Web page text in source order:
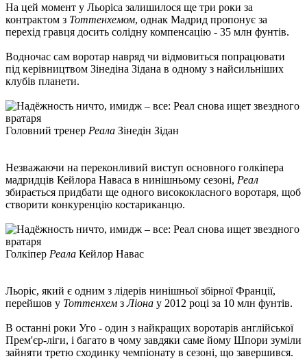
На цей момент у Льоріса залишилося ще три роки за
контрактом з Тоттенхемом, однак Мадрид пропонує за
перехід гравця досить солідну компенсацію - 35 млн фунтів.
Водночас сам воротар навряд чи відмовиться попрацювати
під керівництвом Зінедіна Зідана в одному з найсильніших
клубів планети.
Головний тренер Реала Зінедін Зідан
Незважаючи на переконливий виступ основного голкіпера
мадридців Кейлора Наваса в нинішньому сезоні, Реал
збирається придбати ще одного висококласного воротаря, щоб
створити конкуренцію костариканцю.
Голкіпер Реала Кейлор Навас
Льоріс, який є одним з лідерів нинішньої збірної Франції,
перейшов у Тоттенхем зЛіона у 2012 році за 10 млн фунтів.
В останні роки Уго - один з найкращих воротарів англійської
Прем'єр-ліги, і багато в чому завдяки саме йому Шпори зуміли
зайняти третю сходинку чемпіонату в сезоні, що завершився.